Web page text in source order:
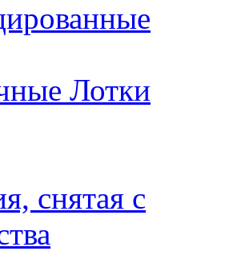
Лотки
снятая с